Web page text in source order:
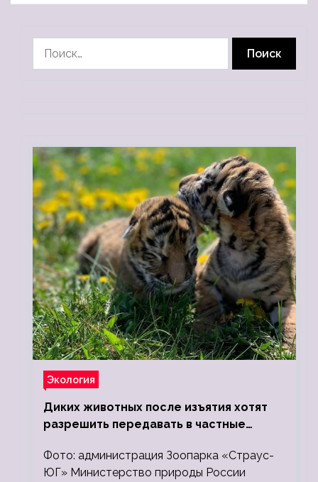
Экология
Диких животных после изъятия хотят
разрешить передавать в частные
Фото: администрация Зоопарка «Страус-
ЮГ» Министерство природы России